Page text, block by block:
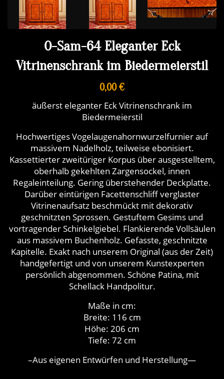
O-Sam-64 Eleganter Eck
Vitrinenschrank im Biedermeierstil
0,00 €
äußerst eleganter Eck Vitrinenschrank im
Biedermeierstil
Hochwertiges Vogelaugenahornwurzelfurnier auf
massivem Nadelholz, teilweise ebonisiert.
Kassettierter zweitüriger Korpus über ausgestelltem,
oberhalb gekehlten Zargensockel, innen
Regaleinteilung. Gering überstehender Deckplatte.
Darüber eintürigen Facettenschliff verglaster
Vitrinenaufsatz beschmückt mit dekorativ
geschnitzten Sprossen. Gestuftem Gesims und
vortragender Schinkelgiebel. Flankierende Vollsäulen
aus massivem Buchenholz. Gefasste, geschnitzte
Kapitelle. Exakt nach unserem Original (aus der Zeit)
handgefertigt und von unserem Kunstexperten
persönlich abgenommen. Schöne Patina, mit
Schellack Handpolitur.
Maße in cm:
Breite: 116 cm
Höhe: 206 cm
Tiefe: 72 cm
–Aus eigenen Entwürfen und Herstellung—